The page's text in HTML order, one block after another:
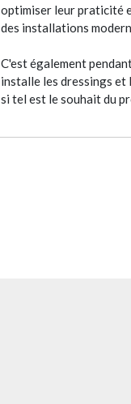
optimiser leur praticité
des installations
C'est également
installe les dressings et
si tel est le souhait du